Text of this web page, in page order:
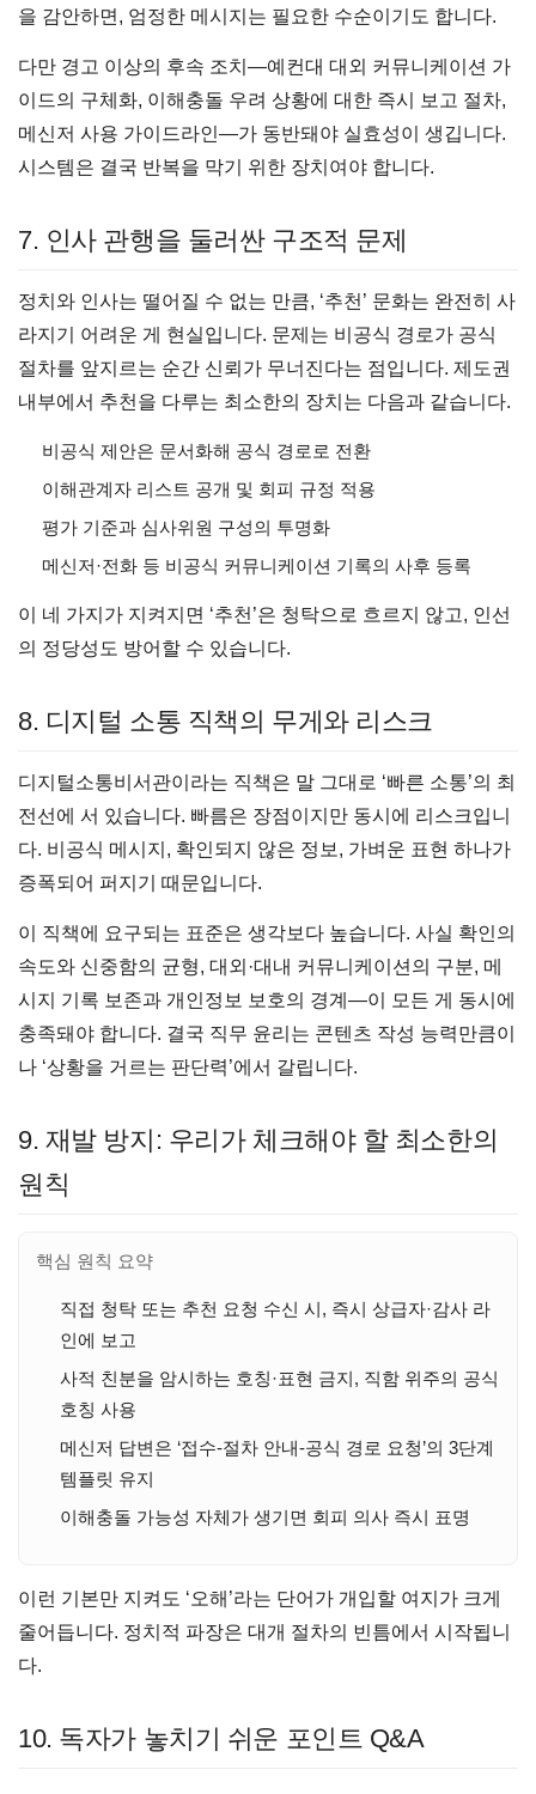
을 감안하면, 엄정한 메시지는 필요한 수순이기도 합니다.
다만 경고 이상의 후속 조치—예컨대 대외 커뮤니케이션 가
이드의 구체화, 이해충돌 우려 상황에 대한 즉시 보고 절차,
메신저 사용 가이드라인—가 동반돼야 실효성이 생깁니다.
시스템은 결국 반복을 막기 위한 장치여야 합니다.
7. 인사 관행을 둘러싼 구조적 문제
정치와 인사는 떨어질 수 없는 만큼, ‘추천’ 문화는 완전히 사
라지기 어려운 게 현실입니다. 문제는 비공식 경로가 공식
절차를 앞지르는 순간 신뢰가 무너진다는 점입니다. 제도권
내부에서 추천을 다루는 최소한의 장치는 다음과 같습니다.
비공식 제안은 문서화해 공식 경로로 전환
이해관계자 리스트 공개 및 회피 규정 적용
평가 기준과 심사위원 구성의 투명화
메신저·전화 등 비공식 커뮤니케이션 기록의 사후 등록
이 네 가지가 지켜지면 ‘추천’은 청탁으로 흐르지 않고, 인선
의 정당성도 방어할 수 있습니다.
8. 디지털 소통 직책의 무게와 리스크
디지털소통비서관이라는 직책은 말 그대로 ‘빠른 소통’의 최
전선에 서 있습니다. 빠름은 장점이지만 동시에 리스크입니
다. 비공식 메시지, 확인되지 않은 정보, 가벼운 표현 하나가
증폭되어 퍼지기 때문입니다.
이 직책에 요구되는 표준은 생각보다 높습니다. 사실 확인의
속도와 신중함의 균형, 대외·대내 커뮤니케이션의 구분, 메
시지 기록 보존과 개인정보 보호의 경계—이 모든 게 동시에
충족돼야 합니다. 결국 직무 윤리는 콘텐츠 작성 능력만큼이
나 ‘상황을 거르는 판단력’에서 갈립니다.
9. 재발 방지: 우리가 체크해야 할 최소한의
원칙
핵심 원칙 요약
직접 청탁 또는 추천 요청 수신 시, 즉시 상급자·감사 라
인에 보고
사적 친분을 암시하는 호칭·표현 금지, 직함 위주의 공식
호칭 사용
메신저 답변은 ‘접수-절차 안내-공식 경로 요청’의 3단계
템플릿 유지
이해충돌 가능성 자체가 생기면 회피 의사 즉시 표명
이런 기본만 지켜도 ‘오해’라는 단어가 개입할 여지가 크게
줄어듭니다. 정치적 파장은 대개 절차의 빈틈에서 시작됩니
다.
10. 독자가 놓치기 쉬운 포인트 Q&A